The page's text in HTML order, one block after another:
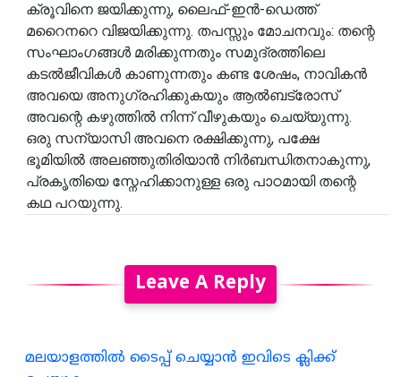
ക്രൂവിനെ ജയിക്കുന്നു, ലൈഫ്-ഇൻ-ഡെത്ത്
മറൈനറെ വിജയിക്കുന്നു. തപസ്സും മോചനവും: തന്റെ
സംഘാംഗങ്ങൾ മരിക്കുന്നതും സമുദ്രത്തിലെ
കടൽജീവികൾ കാണുന്നതും കണ്ട ശേഷം, നാവികൻ
അവയെ അനുഗ്രഹിക്കുകയും ആൽബട്രോസ്
അവന്റെ കഴുത്തിൽ നിന്ന് വീഴുകയും ചെയ്യുന്നു.
ഒരു സന്യാസി അവനെ രക്ഷിക്കുന്നു, പക്ഷേ
ഭൂമിയിൽ അലഞ്ഞുതിരിയാൻ നിർബന്ധിതനാകുന്നു,
പ്രകൃതിയെ സ്നേഹിക്കാനുള്ള ഒരു പാഠമായി തന്റെ
കഥ പറയുന്നു.
Leave A Reply
മലയാളത്തില്‍ ടൈപ്പ് ചെയ്യാന്‍ ഇവിടെ ക്ലിക്ക്